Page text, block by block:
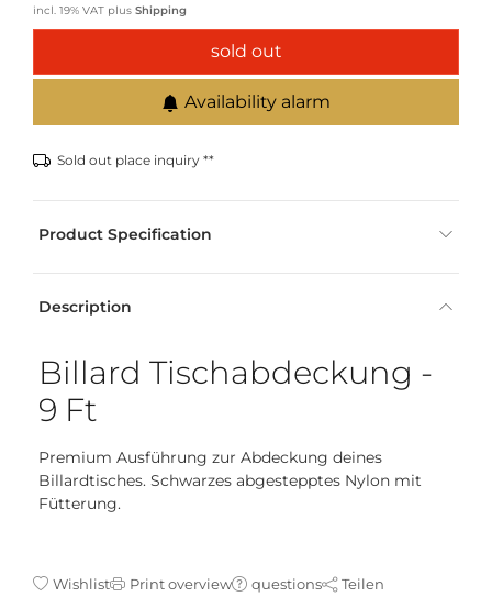
incl. 19% VAT plus Shipping
sold out
Availability alarm
Sold out place inquiry **
Product Specification
Description
Billard Tischabdeckung -
9 Ft
Premium Ausführung zur Abdeckung deines
Billardtisches. Schwarzes abgestepptes Nylon mit
Fütterung.
Wishlist Print overview questions Teilen